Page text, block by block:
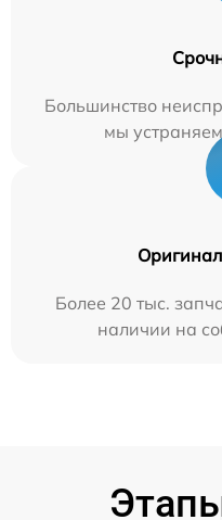
Большинство
мы
Более 20 тыс.
наличии на